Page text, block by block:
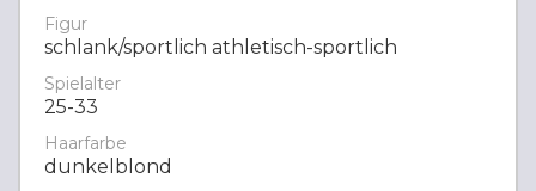
Figur
schlank/sportlich athletisch-sportlich
Spielalter
25-33
Haarfarbe
dunkelblond